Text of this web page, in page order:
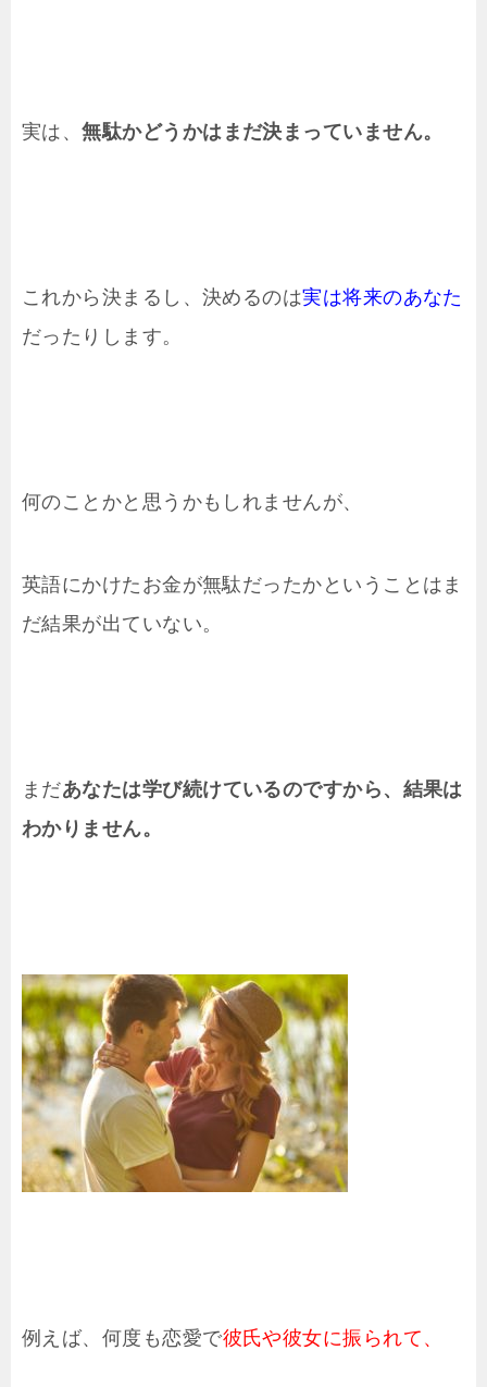
実は、無駄かどうかはまだ決まっていません。
これから決まるし、決めるのは実は将来のあなた
だったりします。
何のことかと思うかもしれませんが、
英語にかけたお金が無駄だったかということはま
だ結果が出ていない。
まだあなたは学び続けているのですから、結果は
わかりません。
例えば、何度も恋愛で彼氏や彼女に振られて、